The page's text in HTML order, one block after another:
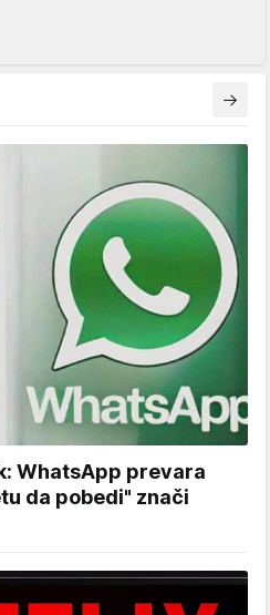
WhatsApp prevara
da pobedi" znači